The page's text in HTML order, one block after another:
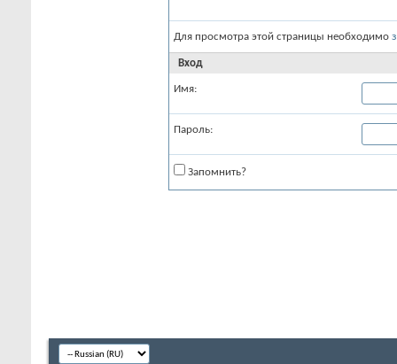
Для просмотра этой страницы необходимо
Вход
Имя:
Пароль:
Запомнить?